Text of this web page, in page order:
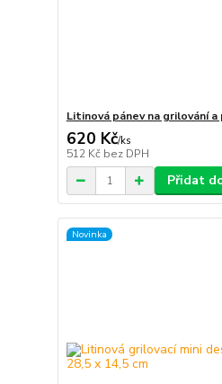
Litinová pánev na grilování a
620 Kč/ks
512 Kč bez DPH
Přidat
Novinka